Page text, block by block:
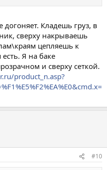
догоняет. Кладешь груз, в
сверху накрываешь
цепляешь к
Я на баке
и сверху сеткой.
product_n.asp?
#10